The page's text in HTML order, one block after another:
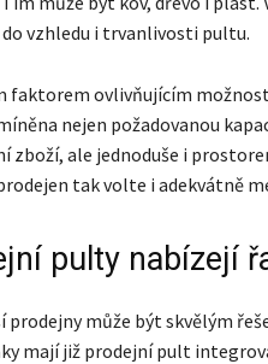
vzhledu i trvanlivosti pultu.
faktorem ovlivňujícím
nejen požadovanou
zboží, ale jednoduše i
tak volte i adekvátně
pulty nabízejí
prodejny může být skvělým
mají již prodejní pult